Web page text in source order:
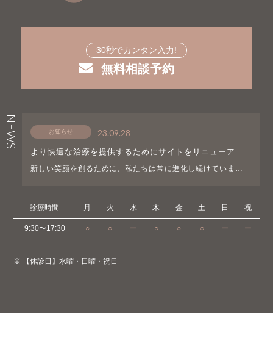
30秒でカンタン入力!
無料相談予約
NEWS お知らせ 23.09.28
より快適な治療を提供するためにサイトをリニューアル
しました！！
新しい笑顔を創るために、私たちは常に進化し続けています。
診療時間
月 火 水 木 金 土 日 祝
9:30〜17:30 ○ ○ ー ○ ○ ○ ー ー
※ 【休診日】水曜・日曜・祝日